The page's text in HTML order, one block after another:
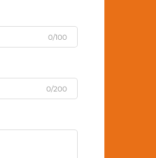
0/100
0/200